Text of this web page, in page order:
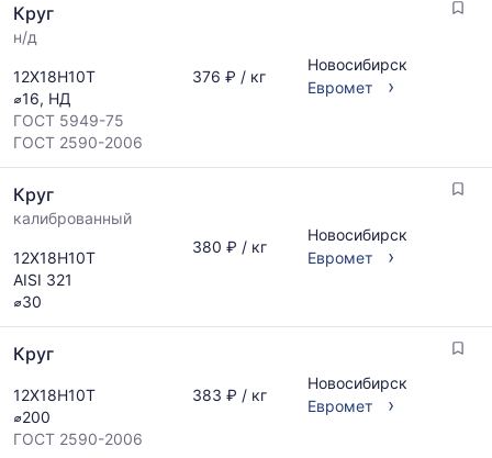
Круг
н/д
12Х18Н10Т
⌀16, НД
ГОСТ 5949-75
ГОСТ 2590-2006
376 ₽ / кг
Новосибирск
Евромет
›
Круг
калиброванный
12Х18Н10Т
AISI 321
⌀30
380 ₽ / кг
Новосибирск
Евромет
›
Круг
12Х18Н10Т
⌀200
ГОСТ 2590-2006
383 ₽ / кг
Новосибирск
Евромет
›